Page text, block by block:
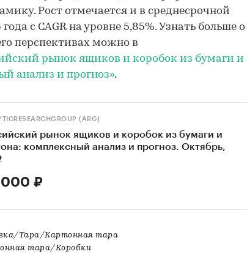
Рост отмечается и в среднесрочной
с CAGR на уровне 5,85%. Узнать больше о
перспективах можно в
рынок ящиков и коробок из бумаги и
анализ и прогноз».
(ARG)
рынок ящиков и коробок из бумаги и
комплексный анализ и прогноз. Октябрь,
₽
Тара/Картонная тара
тара/Коробки